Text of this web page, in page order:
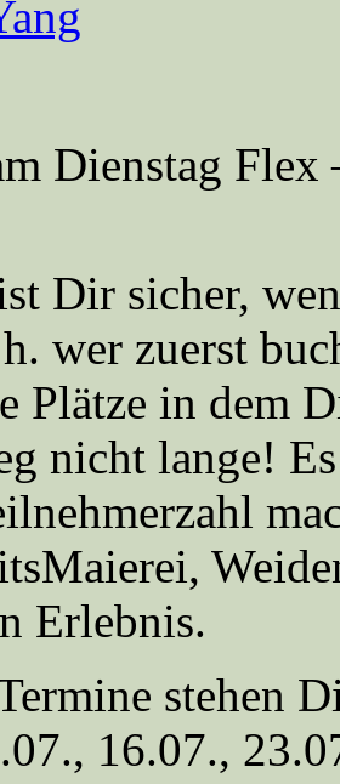
Dienstag
Dir sicher,
wer zuerst
Plätze in dem
nicht lange!
Erlebnis.
stehen
16.07.,